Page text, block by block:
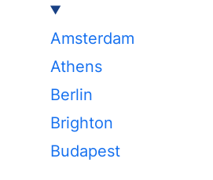
Amsterdam
Athens
Berlin
Brighton
Budapest